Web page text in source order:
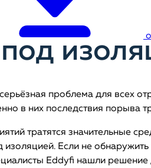
проблема для всех
в них последствия порыва
тратятся значительные
Если не
Eddyfi нашли решение